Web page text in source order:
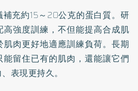
充約15～20公克的蛋白質。研
高強度訓練，不但能提高合成肌
肌肉更好地適應訓練負荷。長期
留住已有的肌肉，還能讓它們
表現更持久。